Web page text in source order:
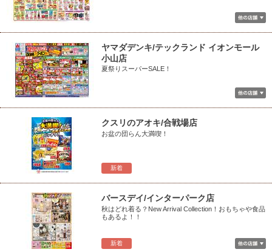
ヤマダデンキ/テックランド イオンモール
小山店
夏祭りスーパーSALE！
新着
クスリのアオキ/合戦場店
お盆の団らん大満喫！
新着
バースデイ/インターパーク店
秋はどれ着る？New Arrival Collection！おもちゃや食品
もあるよ！！